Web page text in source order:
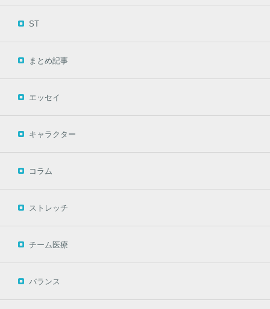
ST
まとめ記事
エッセイ
キャラクター
コラム
ストレッチ
チーム医療
バランス